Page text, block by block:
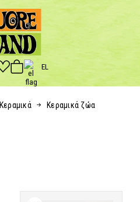
EL
Κεραμικά Κεραμικά ζώα